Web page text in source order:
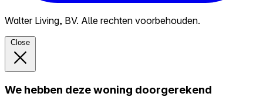
Walter Living, BV. Alle rechten voorbehouden.
Close
We hebben deze woning doorgerekend